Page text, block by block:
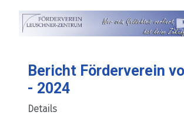
Bericht Förderverein
- 2024
Details